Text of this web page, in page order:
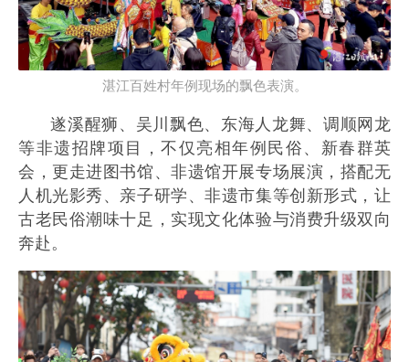
湛江百姓村年例现场的飘色表演。
遂溪醒狮、吴川飘色、东海人龙舞、调顺网龙
等非遗招牌项目，不仅亮相年例民俗、新春群英
会，更走进图书馆、非遗馆开展专场展演，搭配无
人机光影秀、亲子研学、非遗市集等创新形式，让
古老民俗潮味十足，实现文化体验与消费升级双向
奔赴。